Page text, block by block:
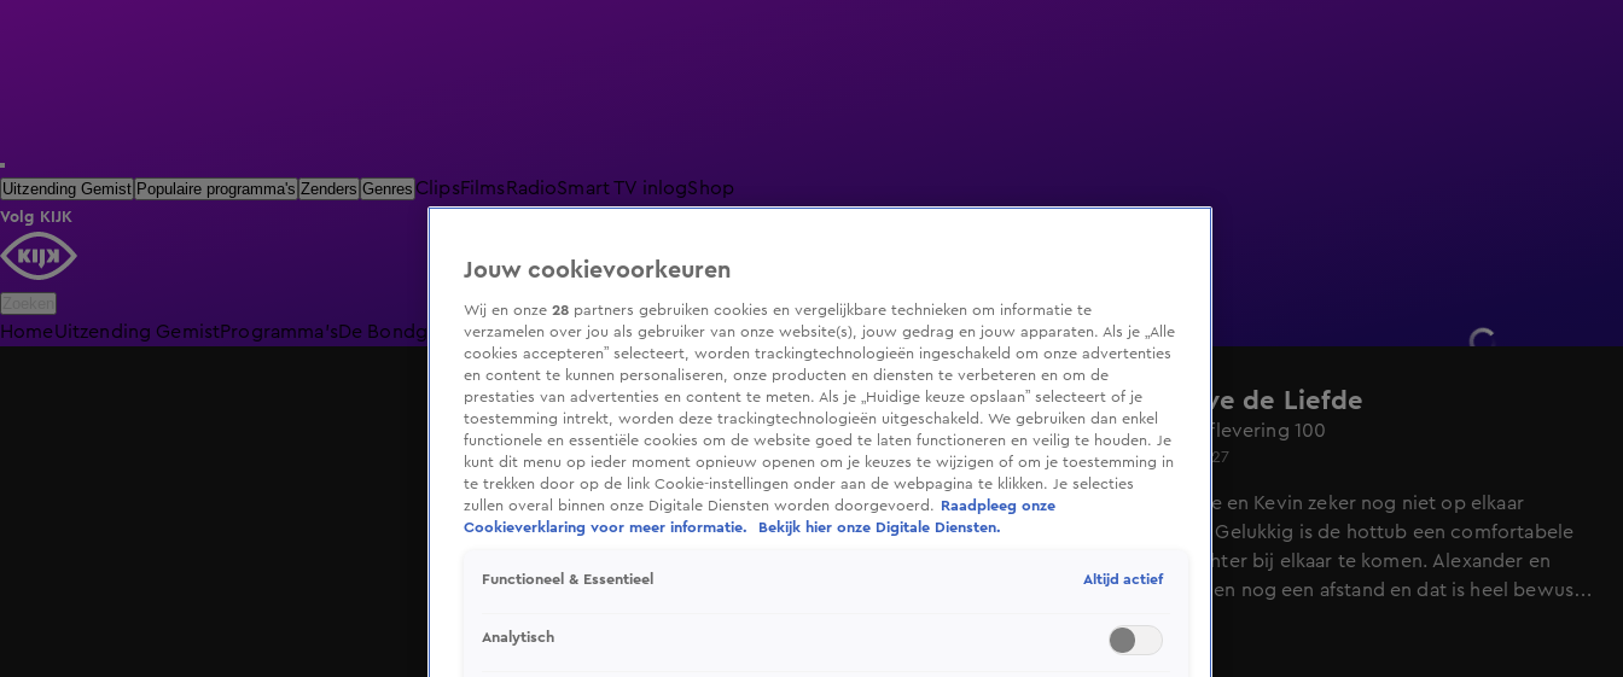
Uitzending Gemist Populaire programma's Zenders Genres ClipsFilmsRadioSmart TV inlogShop
Volg KIJK
HomeUitzending GemistProgramma's De BondgenotenDe OranjezomerLivestreamsShop
Lang Leve de Liefde
Seizoen 9, aflevering 100
Vr 22 mei, 18:27
Zijn Christine en Kevin zeker nog niet op elkaar
uitgekeken! Gelukkig is de hottub een comfortabele
plek om dichter bij elkaar te komen. Alexander en
Wendy voelen nog een afstand en dat is heel bewust.
blikken!
Jouw cookievoorkeuren
Wij en onze 28 partners gebruiken cookies en vergelijkbare technieken om informatie te
verzamelen over jou als gebruiker van onze website(s), jouw gedrag en jouw apparaten. Als je „Alle
cookies accepteren” selecteert, worden trackingtechnologieën ingeschakeld om onze advertenties
en content te kunnen personaliseren, onze producten en diensten te verbeteren en om de
prestaties van advertenties en content te meten. Als je „Huidige keuze opslaan” selecteert of je
toestemming intrekt, worden deze trackingtechnologieën uitgeschakeld. We gebruiken dan enkel
functionele en essentiële cookies om de website goed te laten functioneren en veilig te houden. Je
kunt dit menu op ieder moment opnieuw openen om je keuzes te wijzigen of om je toestemming in
te trekken door op de link Cookie-instellingen onder aan de webpagina te klikken. Je selecties
zullen overal binnen onze Digitale Diensten worden doorgevoerd.
Raadpleeg onze
Cookieverklaring voor meer informatie.
Bekijk hier onze Digitale Diensten.
Functioneel & Essentieel Altijd actief
Analytisch